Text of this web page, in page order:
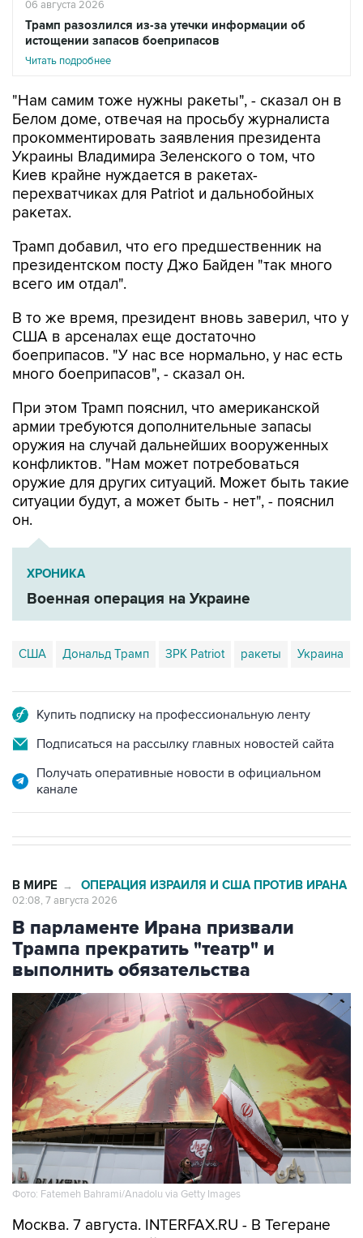
06 августа 2026
Трамп разозлился из-за утечки информации об
истощении запасов боеприпасов
Читать подробнее
"Нам самим тоже нужны ракеты", - сказал он в
Белом доме, отвечая на просьбу журналиста
прокомментировать заявления президента
Украины Владимира Зеленского о том, что
Киев крайне нуждается в ракетах-
перехватчиках для Patriot и дальнобойных
ракетах.
Трамп добавил, что его предшественник на
президентском посту Джо Байден "так много
всего им отдал".
В то же время, президент вновь заверил, что у
США в арсеналах еще достаточно
боеприпасов. "У нас все нормально, у нас есть
много боеприпасов", - сказал он.
При этом Трамп пояснил, что американской
армии требуются дополнительные запасы
оружия на случай дальнейших вооруженных
конфликтов. "Нам может потребоваться
оружие для других ситуаций. Может быть такие
ситуации будут, а может быть - нет", - пояснил
он.
ХРОНИКА
Военная операция на Украине
США Дональд Трамп ЗРК Patriot ракеты Украина
Купить подписку на профессиональную ленту
Подписаться на рассылку главных новостей сайта
Получать оперативные новости в официальном
канале
В МИРЕ → ОПЕРАЦИЯ ИЗРАИЛЯ И США ПРОТИВ ИРАНА
02:08, 7 августа 2026
В парламенте Ирана призвали
Трампа прекратить "театр" и
выполнить обязательства
Фото: Fatemeh Bahrami/Anadolu via Getty Images
Москва. 7 августа. INTERFAX.RU - В Тегеране